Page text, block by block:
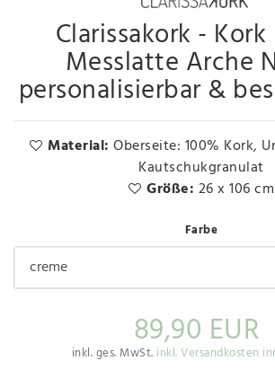
Clarissakork -
Messlatte Arche
personalisierbar &
Material: Oberseite: 100% Kork,
Kautschukgranulat
Größe: 26 x 106 cm
Farbe
89,90 EUR
inkl. ges. MwSt. inkl. Versandkosten